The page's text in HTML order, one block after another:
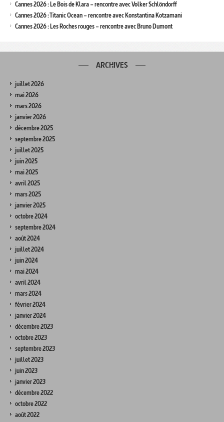
Cannes 2026 : Le Bois de Klara – rencontre avec Volker Schlöndorff
Cannes 2026 : Titanic Ocean – rencontre avec Konstantina Kotzamani
Cannes 2026 : Les Roches rouges – rencontre avec Bruno Dumont
ARCHIVES
juillet 2026
mai 2026
mars 2026
janvier 2026
décembre 2025
septembre 2025
juillet 2025
juin 2025
mai 2025
avril 2025
mars 2025
janvier 2025
octobre 2024
septembre 2024
août 2024
juillet 2024
juin 2024
mai 2024
avril 2024
mars 2024
février 2024
janvier 2024
décembre 2023
octobre 2023
septembre 2023
juillet 2023
juin 2023
janvier 2023
décembre 2022
octobre 2022
août 2022